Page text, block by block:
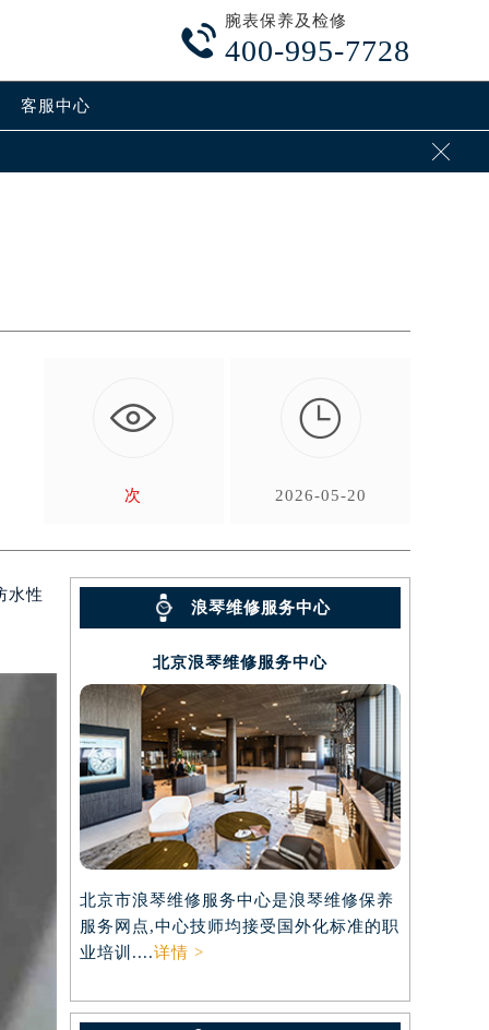

腕表保养及检修
400-995-7728
客服中心

次

2026-05-20
水性
浪琴维修服务中心
北京浪琴维修服务中心
北京市浪琴维修服务中心是浪琴维修保养
服务网点,中心技师均接受国外化标准的职
业培训....详情 >